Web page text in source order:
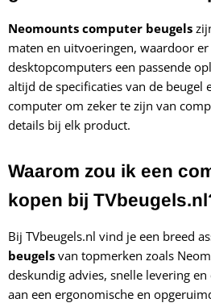
Neomounts computer beugels
maten en uitvoeringen, waardoor
desktopcomputers een passende
altijd de specificaties van de beugel
computer om zeker te zijn van
details bij elk product.
Waarom zou ik een
kopen bij
Bij TVbeugels.nl vind je een breed
beugels van topmerken zoals
deskundig advies, snelle levering
aan een ergonomische en